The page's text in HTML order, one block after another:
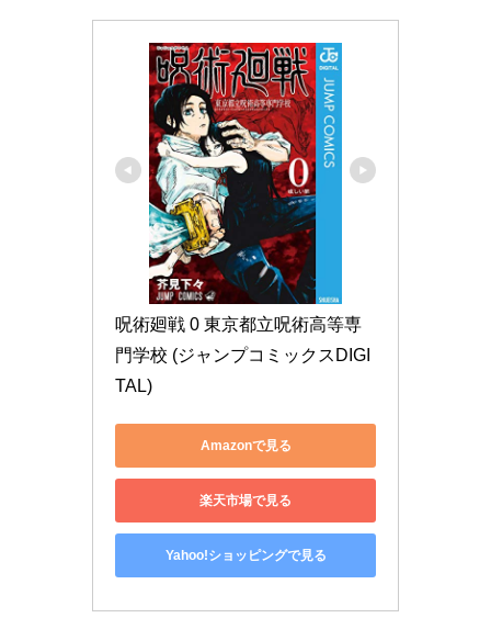
呪術廻戦 0 東京都立呪術高等専
門学校 (ジャンプコミックスDIGI
TAL)
Amazonで見る
楽天市場で見る
Yahoo!ショッピングで見る